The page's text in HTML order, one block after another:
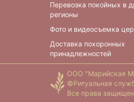
Перевозка покойных в
регионы
Фото и видеосъемка
Доставка похоронных
принадлежностей
ООО "Марийская
©Ритуальная
Все права